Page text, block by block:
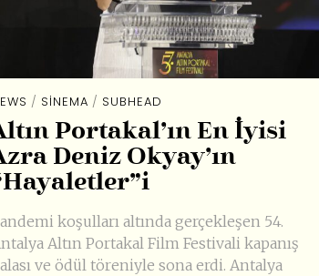
/ SINEMA / SUBHEAD
Portakal’ın En İyisi
Deniz Okyay’ın
koşulları altında gerçekleşen 54.
Altın Portakal Film Festivali kapanış
ve ödül töreniyle sona erdi. Antalya